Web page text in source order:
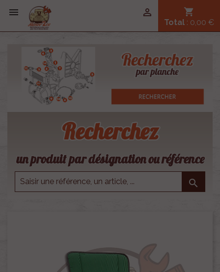
 shopping_cart
Total : 0,00 €

Recherchez
un produit par désignation ou référence
